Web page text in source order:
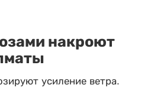
накроют
усиление ветра.